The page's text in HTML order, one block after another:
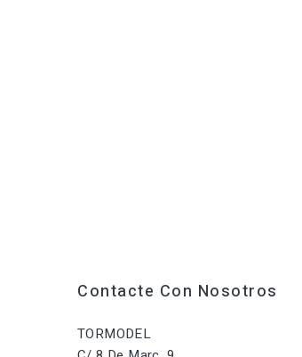
Contacte Con Nosotros
TORMODEL